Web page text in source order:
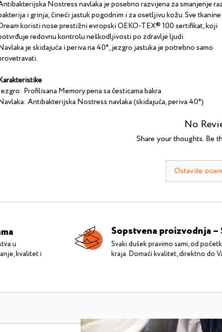
Nostress navlaka je posebno razvijena za smanjenje
i grinja, čineći jastuk pogodnim i za osetljivu kožu. Sve
koristi nose prestižni evropski OEKO-TEX® 100 sertifikat, koji
redovnu kontrolu neškodljivosti po zdravlje ljudi.
je skidajuća i periva na 40°, jezgro jastuka je potrebno samo
Profilisana Memory pena sa česticama bakra
Antibakterijska Nostress navlaka (skidajuća, periva 40°)
No
Share your thoughts. Be
Ostavite
u
kvalitet i
Sopstvena proizvodnja –
Svaki dušek pravimo sami, od
kraja. Domaći kvalitet, direktno do